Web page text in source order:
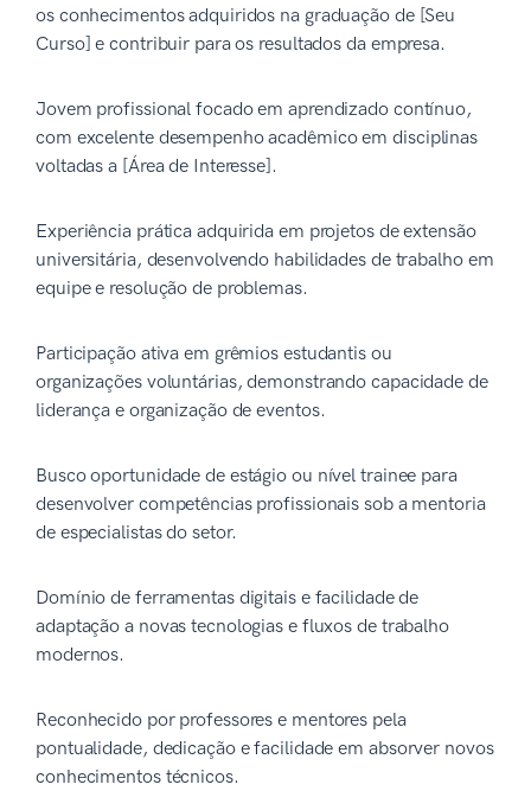
os conhecimentos adquiridos na graduação de [Seu
Curso] e contribuir para os resultados da empresa.
Jovem profissional focado em aprendizado contínuo,
com excelente desempenho acadêmico em disciplinas
voltadas a [Área de Interesse].
Experiência prática adquirida em projetos de extensão
universitária, desenvolvendo habilidades de trabalho em
equipe e resolução de problemas.
Participação ativa em grêmios estudantis ou
organizações voluntárias, demonstrando capacidade de
liderança e organização de eventos.
Busco oportunidade de estágio ou nível trainee para
desenvolver competências profissionais sob a mentoria
de especialistas do setor.
Domínio de ferramentas digitais e facilidade de
adaptação a novas tecnologias e fluxos de trabalho
modernos.
Reconhecido por professores e mentores pela
pontualidade, dedicação e facilidade em absorver novos
conhecimentos técnicos.